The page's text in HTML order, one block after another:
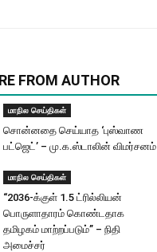
FROM AUTHOR
மாநில செய்திகள்
சொன்னதை செய்யாத ‘புஸ்வாண
பட்ஜெட்’ – மு.க.ஸ்டாலின் விமர்சனம்
மாநில செய்திகள்
“2036-க்குள் 1.5 ட்ரில்லியன்
பொருளாதாரம் கொண்டதாக
தமிழகம் மாற்றப்படும்” – நிதி
அமைச்சர்